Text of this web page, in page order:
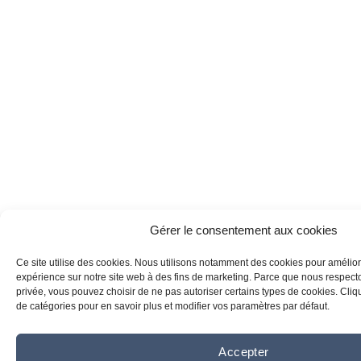
Gérer le consentement aux cookies
Ce site utilise des cookies. Nous utilisons notamment des cookies pour
expérience sur notre site web à des fins de marketing. Parce que nous
privée, vous pouvez choisir de ne pas autoriser certains types de cookies.
de catégories pour en savoir plus et modifier vos paramètres par défaut.
Accepter